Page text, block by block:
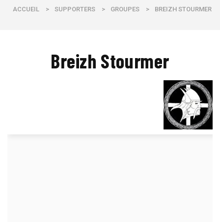
ACCUEIL > SUPPORTERS > GROUPES > BREIZH STOURMER
Breizh Stourmer